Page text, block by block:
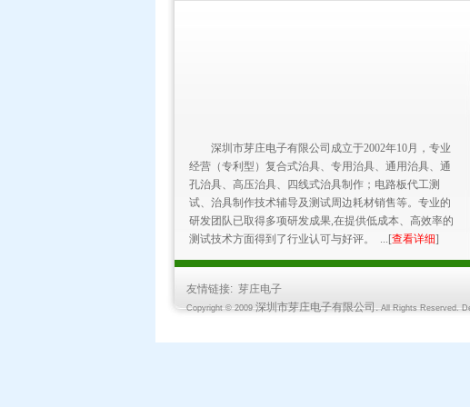
深圳市芽庄电子有限公司成立于2002年10月，专业
经营（专利型）复合式治具、专用治具、通用治具、通
孔治具、高压治具、四线式治具制作；电路板代工测
试、治具制作技术辅导及测试周边耗材销售等。专业的
研发团队已取得多项研发成果,在提供低成本、高效率的
测试技术方面得到了行业认可与好评。 ...[查看详细]
友情链接: 芽庄电子
Copyright © 2009深圳市芽庄电子有限公司.All Rights Reserved.